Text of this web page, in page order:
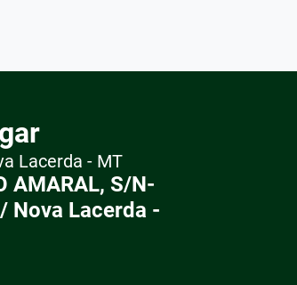
Lacerda - MT
AMARAL, S/N-
Nova Lacerda -